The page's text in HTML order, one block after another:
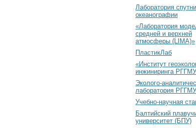
Лаборатория
океанографии
«Лаборатория
средней и верхней
атмосферы (LIMA)»
ПластикЛаб
«Институт
инжиниринга
Эколого-
лаборатория РГГМУ
Учебно-научная
Балтийский
университет (БПУ)